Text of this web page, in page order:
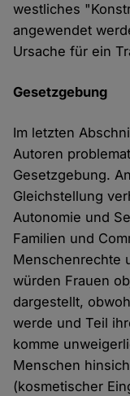
westliches
angewendet
Ursache für ein
Gesetzgebung
Im letzten
Autoren
Gesetzgebung.
Gleichstellung
Autonomie und
Familien und
Menschenrechte
würden Frauen
dargestellt,
werde und Teil
komme
Menschen
(kosmetischer